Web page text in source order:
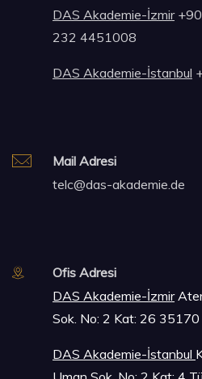
DAS Akademie-İzmir+90
232 4451008
DAS Akademie-İstanbul
Mail Adresi
telc@das-akademie.de
Ofis Adresi
DAS Akademie-İzmirAter
Sok. No: 2 Kat: 26
DAS Akademie-İstanbul